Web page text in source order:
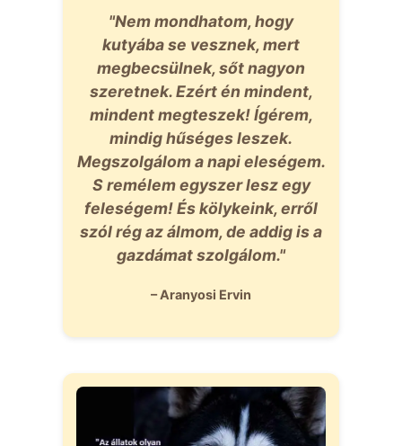
"Nem mondhatom, hogy
kutyába se vesznek, mert
megbecsülnek, sőt nagyon
szeretnek. Ezért én mindent,
mindent megteszek! Ígérem,
mindig hűséges leszek.
Megszolgálom a napi eleségem.
S remélem egyszer lesz egy
feleségem! És kölykeink, erről
szól rég az álmom, de addig is a
gazdámat szolgálom."
– Aranyosi Ervin